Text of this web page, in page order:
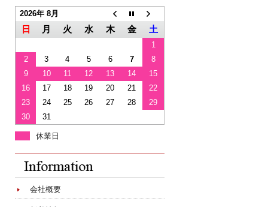
2026年 8月
日 月 火 水 木 金 土
1
2
3 4 5 6 7
8
9
10 11 12 13 14
15
16
17 18 19 20 21
22
23
24 25 26 27 28
29
30
31
休業日
会社概要